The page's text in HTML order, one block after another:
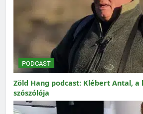
PODCAST
Zöld Hang podcast: Klébert Antal,
szószólója